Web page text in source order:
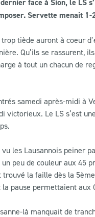
Servette menait 1-
tiède auront à coeur
Qu’ils se rassurent,
à tout un chacun de
samedi après-midi à
Le LS s’est
les Lausannois peiner
peu de couleur aux 45
la faille dès la
pause permettaient aux
là manquait de